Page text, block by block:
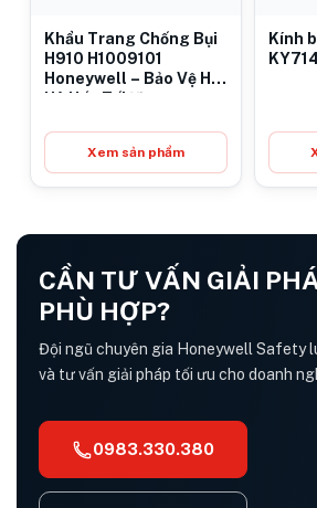
Khẩu Trang Chống Bụi
H910 H1009101
Honeywell – Bảo Vệ Hệ
Hô Hấp Tối Ưu
Xem sản phẩm
Kính
KY714
CẦN TƯ VẤN GIẢI
PHÙ HỢP?
Đội ngũ chuyên gia Honeywell Safety
và tư vấn giải pháp tối ưu cho doanh
0983.330.380